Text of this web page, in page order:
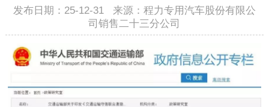
发布日期：25-12-31 来源：程力专用汽车股份有限公
司销售二十三分公司